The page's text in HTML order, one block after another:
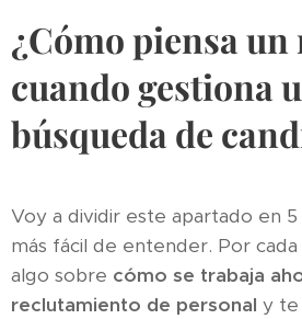
¿Cómo piensa
cuando gestiona
búsqueda de
Voy a dividir este apartado en 5
más fácil de entender. Por
algo sobre cómo se trabaja
reclutamiento de personal y te